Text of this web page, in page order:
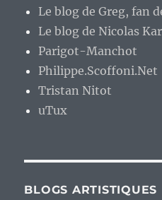
Le blog de Greg, fan
Le blog de Nicolas
Parigot-Manchot
Philippe.Scoffoni.Net
Tristan Nitot
uTux
BLOGS ARTISTIQUES